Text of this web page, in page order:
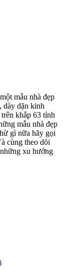
mẫu nhà đẹp
dày dặn kinh
khắp 63 tỉnh
mẫu nhà đẹp
gì nữa hãy gọi
cùng theo dõi
xu hướng